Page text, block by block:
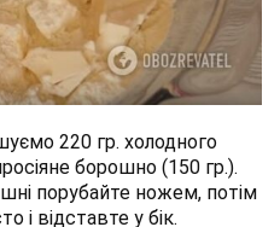
220 гр. холодного
борошно (150 гр.).
порубайте ножем, потім
і відставте у бік.